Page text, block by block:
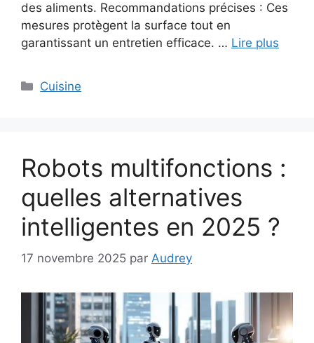
des aliments. Recommandations précises : Ces
mesures protègent la surface tout en
garantissant un entretien efficace. … Lire plus
Catégories
Cuisine
Robots multifonctions :
quelles alternatives
intelligentes en 2025 ?
17 novembre 2025 par Audrey